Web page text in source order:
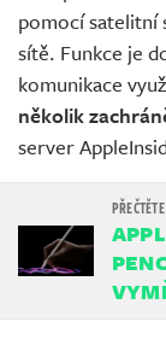
pomocí satelitní
sítě. Funkce je
komunikace
několik
server